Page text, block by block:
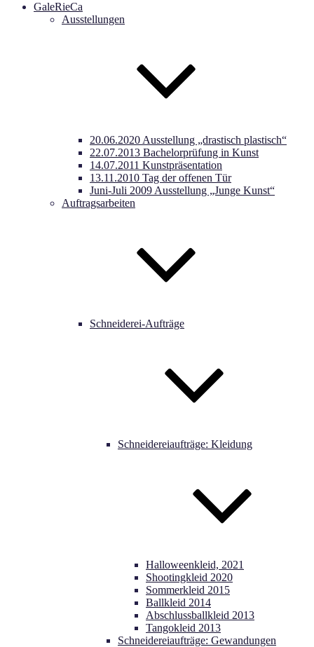
GaleRieCa
Ausstellungen
20.06.2020 Ausstellung „drastisch plastisch“
22.07.2013 Bachelorprüfung in Kunst
14.07.2011 Kunstpräsentation
13.11.2010 Tag der offenen Tür
Juni-Juli 2009 Ausstellung „Junge Kunst“
Auftragsarbeiten
Schneiderei-Aufträge
Schneidereiaufträge: Kleidung
Halloweenkleid, 2021
Shootingkleid 2020
Sommerkleid 2015
Ballkleid 2014
Abschlussballkleid 2013
Tangokleid 2013
Schneidereiaufträge: Gewandungen